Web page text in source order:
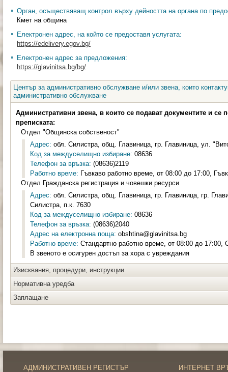
Орган, осъществяващ контрол върху дейността на органа по
Кмет на община
Електронен адрес, на който се предоставя услугата:
https://edelivery.egov.bg/
Електронен адрес за предложения:
https://glavinitsa.bg/bg/
Център за административно обслужване и/или звена, които
административно обслужване
Административни звена, в които се подават документите и се
преписката:
Отдел "Общинска собственост"
Адрес: обл. Силистра, общ. Главиница, гр. Главиница, ул.
Код за междуселищно избиране: 08636
Телефон за връзка: (08636)2119
Работно време: Гъвкаво работно време, от 08:00 до 17:00,
Отдел Гражданска регистрация и човешки ресурси
Адрес: обл. Силистра, общ. Главиница, гр. Главиница, гр.
Силистра, п.к. 7630
Код за междуселищно избиране: 08636
Телефон за връзка: (08636)2040
Адрес на електронна поща: obshtina@glavinitsa.bg
Работно време: Стандартно работно време, от 08:00 до 17:00,
В звеното е осигурен достъп за хора с увреждания
Изисквания, процедури, инструкции
Нормативна уредба
Заплащане
АДМИНИСТРАТИВЕН РЕГИСТЪР ИНТЕРНЕТ